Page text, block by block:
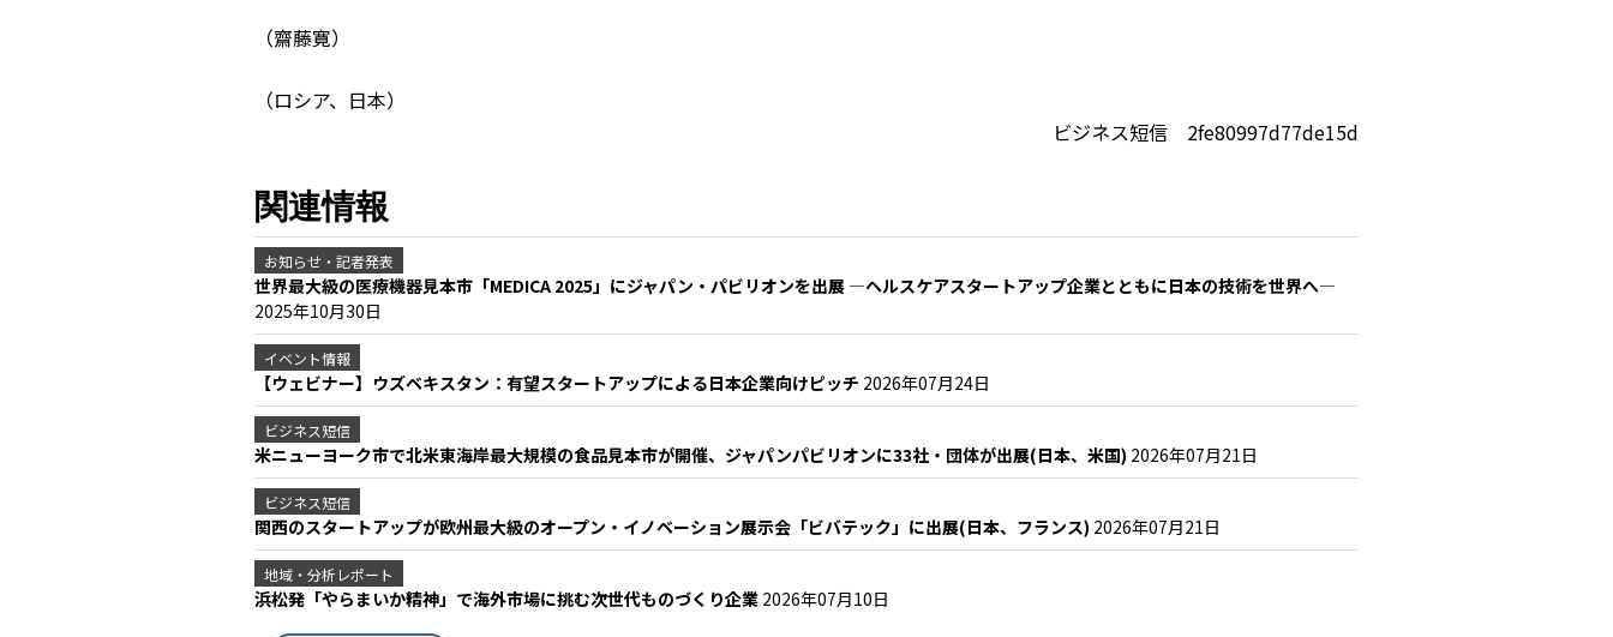
（齋藤寛）
（ロシア、日本）
ビジネス短信 2fe80997d77de15d
関連情報
お知らせ・記者発表
世界最大級の医療機器見本市「MEDICA 2025」にジャパン・パビリオンを出展 ―ヘルスケアスタートアップ企業とともに日本の技術を世界へ―
2025年10月30日
イベント情報
【ウェビナー】ウズベキスタン：有望スタートアップによる日本企業向けピッチ 2026年07月24日
ビジネス短信
米ニューヨーク市で北米東海岸最大規模の食品見本市が開催、ジャパンパビリオンに33社・団体が出展(日本、米国) 2026年07月21日
ビジネス短信
関西のスタートアップが欧州最大級のオープン・イノベーション展示会「ビバテック」に出展(日本、フランス) 2026年07月21日
地域・分析レポート
浜松発「やらまいか精神」で海外市場に挑む次世代ものづくり企業 2026年07月10日